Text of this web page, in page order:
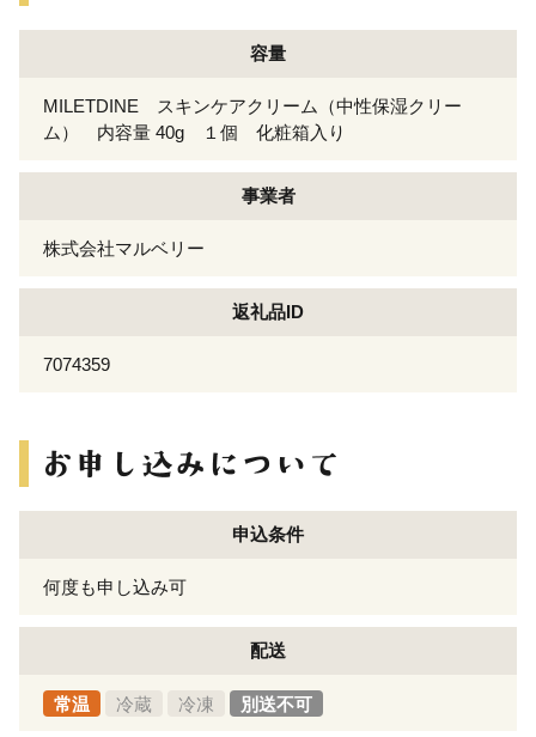
容量
MILETDINE スキンケアクリーム（中性保湿クリー
ム） 内容量 40g １個 化粧箱入り
事業者
株式会社マルベリー
返礼品ID
7074359
申込条件
何度も申し込み可
配送
常温 冷蔵 冷凍 別送不可